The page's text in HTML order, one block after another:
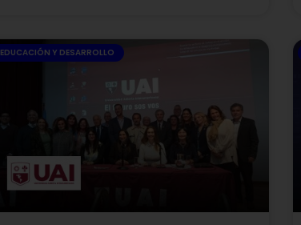
EDUCACIÓN Y DESARROLLO